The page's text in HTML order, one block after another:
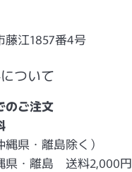
藤江1857番4号
ついて
のご注文
縄県・離島除く）
県・離島 送料2,000円